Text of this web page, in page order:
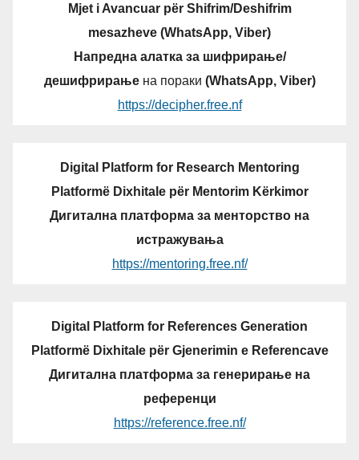
Mjet i Avancuar për Shifrim/Deshifrim
mesazheve (WhatsApp, Viber)
Напредна алатка за шифрирање/
дешифрирањена пораки (WhatsApp, Viber)
https://decipher.free.nf
Digital Platform for Research Mentoring
Platformë Dixhitale për Mentorim Kërkimor
Дигитална платформа за менторство на
истражувања
https://mentoring.free.nf/
Digital Platform for References Generation
Platformë Dixhitale për Gjenerimin e Referencave
Дигитална платформа за генерирање на
референци
https://reference.free.nf/